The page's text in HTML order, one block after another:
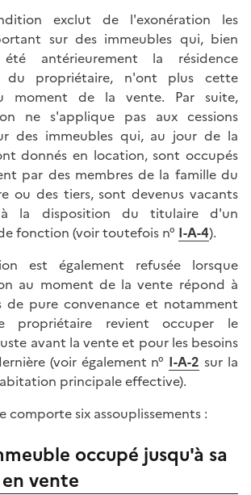
exclut de l'exonération les
sur des immeubles qui, bien
antérieurement la résidence
du propriétaire, n'ont plus cette
moment de la vente. Par suite,
ne s'applique pas aux cessions
des immeubles qui, au jour de la
donnés en location, sont occupés
par des membres de la famille du
ou des tiers, sont devenus vacants
la disposition du titulaire d'un
fonction (voir toutefois n° I-A-4).
est également refusée lorsque
au moment de la vente répond à
de pure convenance et notamment
propriétaire revient occuper le
avant la vente et pour les besoins
(voir également n° I-A-2 sur la
principale effective).
comporte six assouplissements :
occupé jusqu'à sa
vente